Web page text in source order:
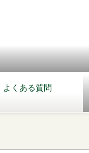
よくある質問